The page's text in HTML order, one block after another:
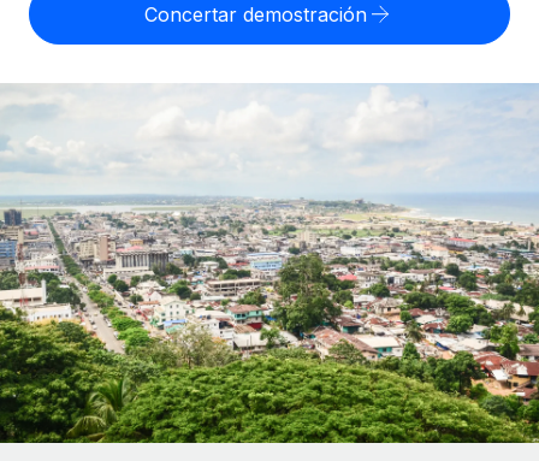
cumpliendo la normativa.
Integra y gestiona a autónomos globalmente.
Externaliza tareas laborales complejas.
INFRAESTRUCTURA
Conexión Remote
Integra los RR. HH. en tus flujos de trabajo sin
complicaciones.
Plataforma
Funciones esenciales de RR. HH. integradas para tu
Comparador de Remote
Compáranos con otras empresas.
Startups
Soluciones ágiles de RR. HH. globales y nóminas para
empresas en crecimiento.
Mediana empresa
Amplía tu equipo con soluciones de RR. HH.
personalizadas.
Empresa
RR. HH. globales para grandes empresas.
cualquier país.
Descubre opciones de divisas y tiempos de pago para
autónomos globales.
APRENDIZAJE CON REMOTE
Guías y recursos
Casos prácticos
Glosario de RR. HH.
Listas de verificación y plantillas
Biblioteca de descripciones de puestos
English
Nederlands
Français
Deutsch
Español
Italiano
Português (Portugal)
日本語
Concertar demostración